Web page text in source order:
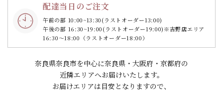
配達当日のご注文
午前の部 10:00~13:30(ラストオーダー13:00)
午後の部 16:30~19:00(ラストオーダー19:00)※吉野店エリア
16:30～18:00（ラストオーダー18:00）
奈良県奈良市を中心に奈良県・大阪府・京都府の
近隣エリアへお届けいたします。
お届けエリアは目安となりますので、